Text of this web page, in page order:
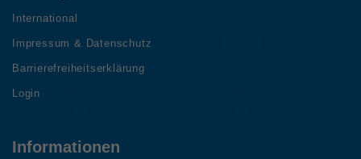
International
Impressum & Datenschutz
Barrierefreiheitserklärung
Login
Informationen